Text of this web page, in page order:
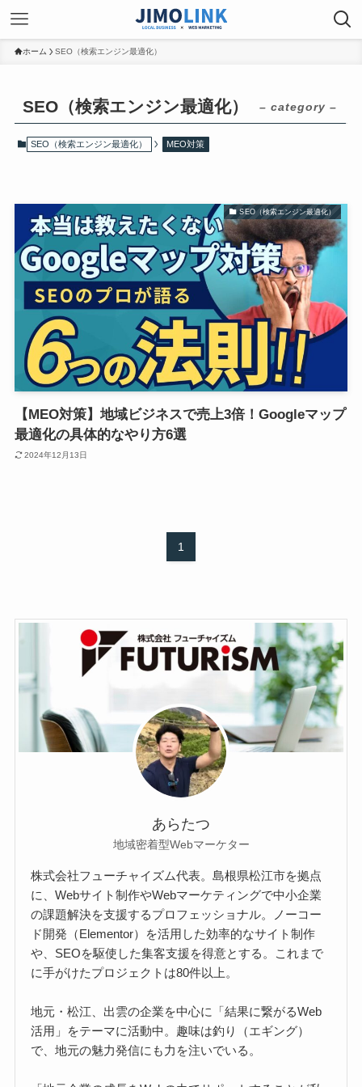
ホーム SEO（検索エンジン最適化）
SEO（検索エンジン最適化） – category –
SEO（検索エンジン最適化） MEO対策
SEO（検索エンジン最適化）
【MEO対策】地域ビジネスで売上3倍！Googleマップ
最適化の具体的なやり方6選
2024年12月13日
1
あらたつ
地域密着型Webマーケター
株式会社フューチャイズム代表。島根県松江市を拠点
に、Webサイト制作やWebマーケティングで中小企業
の課題解決を支援するプロフェッショナル。ノーコー
ド開発（Elementor）を活用した効率的なサイト制作
や、SEOを駆使した集客支援を得意とする。これまで
に手がけたプロジェクトは80件以上。
地元・松江、出雲の企業を中心に「結果に繋がるWeb
活用」をテーマに活動中。趣味は釣り（エギング）
で、地元の魅力発信にも力を注いでいる。